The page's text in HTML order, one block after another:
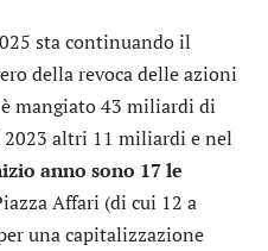
sta continuando il
della revoca delle azioni
mangiato 43 miliardi di
altri 11 miliardi e nel
anno sono 17 le
Affari (di cui 12 a
una capitalizzazione